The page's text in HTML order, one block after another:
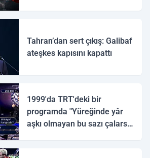
Tahran’dan sert çıkış: Galibaf
ateşkes kapısını kapattı
1999'da TRT'deki bir
programda "Yüreğinde yâr
aşkı olmayan bu sazı çalarsa